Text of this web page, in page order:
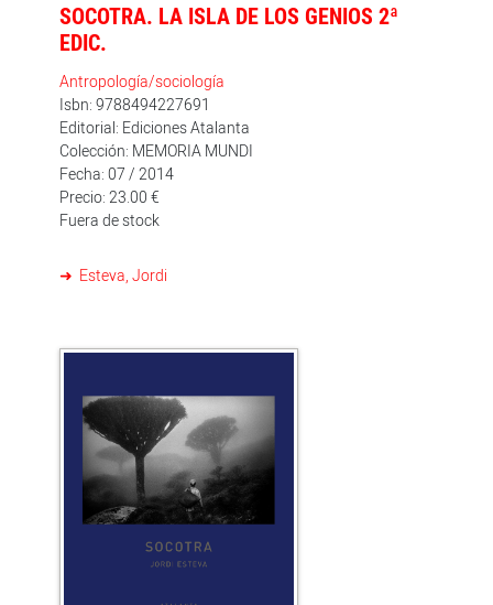
SOCOTRA. LA ISLA DE LOS GENIOS 2ª
EDIC.
Antropología/sociología
Isbn: 9788494227691
Editorial: Ediciones Atalanta
Colección: MEMORIA MUNDI
Fecha: 07 / 2014
Precio: 23.00 €
Fuera de stock
Esteva, Jordi